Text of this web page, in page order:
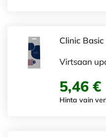
Clinic
Virtsaan
5,46 €
Hinta vain